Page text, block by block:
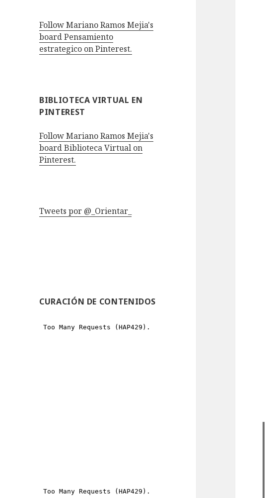
Follow Mariano Ramos Mejia's
board Pensamiento
estrategico on Pinterest.
BIBLIOTECA VIRTUAL EN
PINTEREST
Follow Mariano Ramos Mejia's
board Biblioteca Virtual on
Pinterest.
Tweets por @_Orientar_
CURACIÓN DE CONTENIDOS